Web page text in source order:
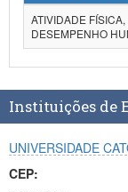
ATIVIDADE
DESEMPENHO
Instituições de
UNIVERSIDADE
CEP: